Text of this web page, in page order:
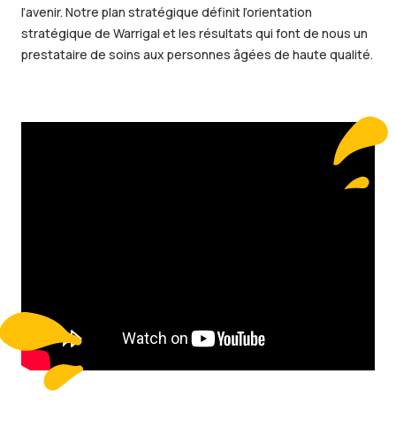
l’avenir. Notre plan stratégique définit l’orientation
stratégique de Warrigal et les résultats qui font de nous un
prestataire de soins aux personnes âgées de haute qualité.